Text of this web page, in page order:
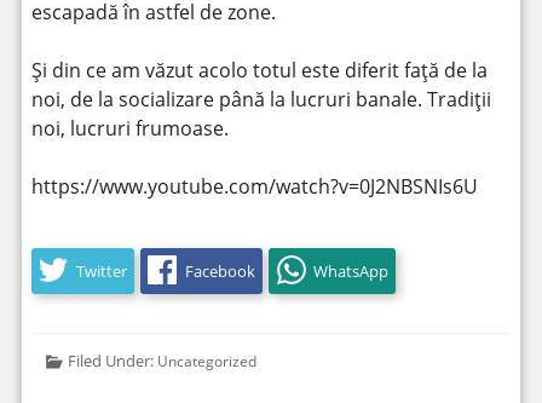
escapadă în astfel de zone.
Și din ce am văzut acolo totul este diferit față de la
noi, de la socializare până la lucruri banale. Tradiții
noi, lucruri frumoase.
https://www.youtube.com/watch?v=0J2NBSNIs6U
Twitter Facebook WhatsApp
Filed Under: Uncategorized